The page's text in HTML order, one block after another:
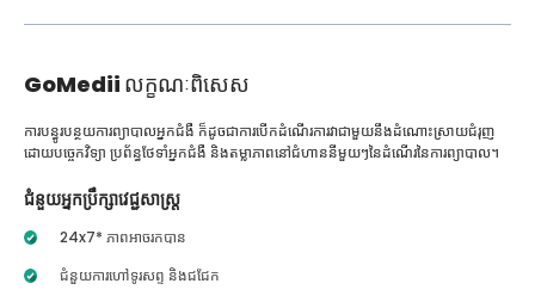
GoMedii លក្ខណៈពិសេស
ការបន្ធូរបន្ថយការព្យាបាលអ្នកជំងឺ ក៏ដូចជាការបើកដំណើរការវាជាមួយនឹងដំណោះស្រាយជំរុញ
ដោយបច្ចេកវិទ្យា ប្រព័ន្ធថែទាំអ្នកជំងឺ និងតម្លាភាពនៅជំហាននីមួយៗនៃដំណើរនៃការព្យាបាល។
ជំនួយអ្នកប្រឹក្សាវេជ្ជសាស្ត្រ
24x7* ភាពអាចរកបាន
ជំនួយការហៅទូរសព្ទ និងជជែក